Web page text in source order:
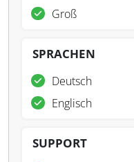
Groß
SPRACHEN
Deutsch
Englisch
SUPPORT